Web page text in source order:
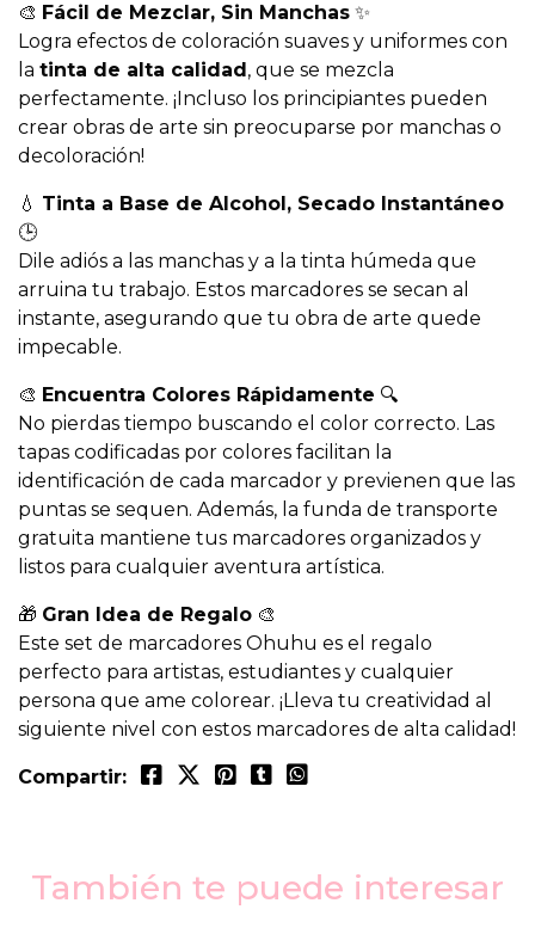
🎨 Fácil de Mezclar, Sin Manchas ✨
Logra efectos de coloración suaves y uniformes con
la tinta de alta calidad , que se mezcla
perfectamente. ¡Incluso los principiantes pueden
crear obras de arte sin preocuparse por manchas o
decoloración!
💧 Tinta a Base de Alcohol, Secado Instantáneo
🕒
Dile adiós a las manchas y a la tinta húmeda que
arruina tu trabajo. Estos marcadores se secan al
instante, asegurando que tu obra de arte quede
impecable.
🎨 Encuentra Colores Rápidamente 🔍
No pierdas tiempo buscando el color correcto. Las
tapas codificadas por colores facilitan la
identificación de cada marcador y previenen que las
puntas se sequen. Además, la funda de transporte
gratuita mantiene tus marcadores organizados y
listos para cualquier aventura artística.
🎁 Gran Idea de Regalo 🎨
Este set de marcadores Ohuhu es el regalo
perfecto para artistas, estudiantes y cualquier
persona que ame colorear. ¡Lleva tu creatividad al
siguiente nivel con estos marcadores de alta calidad!
Compartir:
También te puede interesar